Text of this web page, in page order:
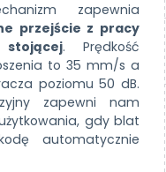
zapewnia
przejście z pracy
. Prędkość
to 35 mm/s a
poziomu 50 dB.
zapewni nam
gdy blat
automatycznie